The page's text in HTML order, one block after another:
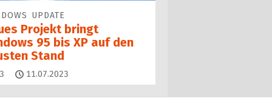
UPDATE
Projekt bringt
95 bis XP auf den
Stand
Kommentare
11.07.2023